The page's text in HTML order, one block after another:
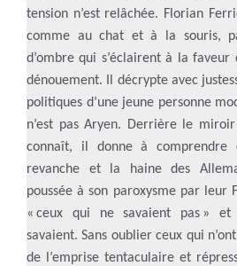
tension n’est relâchée. Florian
comme au chat et à la souris,
d’ombre qui s’éclairent à la faveur
dénouement. Il décrypte avec
politiques d’une jeune personne
n’est pas Aryen. Derrière le
connaît, il donne à comprendre
revanche et la haine des
poussée à son paroxysme par leur
« ceux qui ne savaient pas » et
savaient. Sans oublier ceux qui
de l’emprise tentaculaire et